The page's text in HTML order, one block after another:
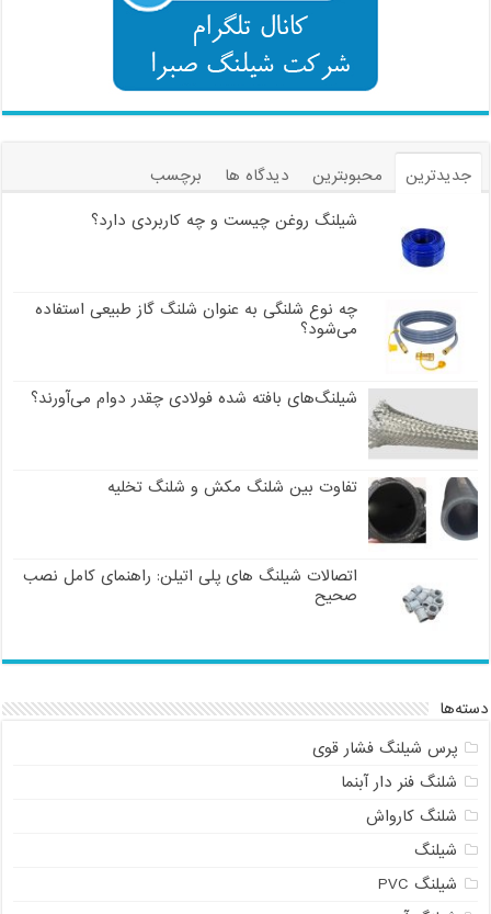
جدیدترین محبوبترین دیدگاه ها
برچسب
شیلنگ روغن چیست و چه کاربردی دارد؟
چه نوع شلنگی به عنوان شلنگ گاز طبیعی استفاده
می‌شود؟
شیلنگ‌های بافته شده فولادی چقدر دوام می‌آورند؟
تفاوت بین شلنگ مکش و شلنگ تخلیه
اتصالات شیلنگ های پلی اتیلن: راهنمای کامل نصب
صحیح
دسته‌ها
پرس شیلنگ فشار قوی
شلنگ فنر دار آبنما
شلنگ کارواش
شیلنگ
شیلنگ PVC